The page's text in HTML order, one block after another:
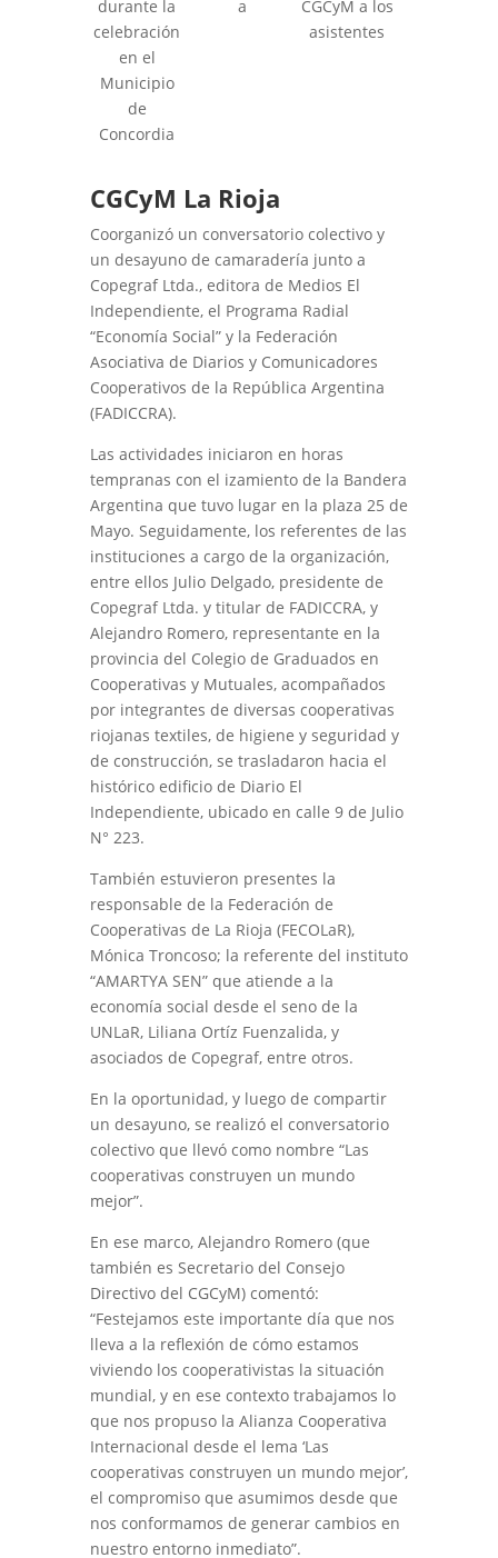
durante la
celebración
en el
Municipio
de
Concordia
a
CGCyM a los
asistentes
CGCyM La Rioja
Coorganizó un conversatorio colectivo y
un desayuno de camaradería junto a
Copegraf Ltda., editora de Medios El
Independiente, el Programa Radial
“Economía Social” y la Federación
Asociativa de Diarios y Comunicadores
Cooperativos de la República Argentina
(FADICCRA).
Las actividades iniciaron en horas
tempranas con el izamiento de la Bandera
Argentina que tuvo lugar en la plaza 25 de
Mayo. Seguidamente, los referentes de las
instituciones a cargo de la organización,
entre ellos Julio Delgado, presidente de
Copegraf Ltda. y titular de FADICCRA, y
Alejandro Romero, representante en la
provincia del Colegio de Graduados en
Cooperativas y Mutuales, acompañados
por integrantes de diversas cooperativas
riojanas textiles, de higiene y seguridad y
de construcción, se trasladaron hacia el
histórico edificio de Diario El
Independiente, ubicado en calle 9 de Julio
N° 223.
También estuvieron presentes la
responsable de la Federación de
Cooperativas de La Rioja (FECOLaR),
Mónica Troncoso; la referente del instituto
“AMARTYA SEN” que atiende a la
economía social desde el seno de la
UNLaR, Liliana Ortíz Fuenzalida, y
asociados de Copegraf, entre otros.
En la oportunidad, y luego de compartir
un desayuno, se realizó el conversatorio
colectivo que llevó como nombre “Las
cooperativas construyen un mundo
mejor”.
En ese marco, Alejandro Romero (que
también es Secretario del Consejo
Directivo del CGCyM) comentó:
“Festejamos este importante día que nos
lleva a la reflexión de cómo estamos
viviendo los cooperativistas la situación
mundial, y en ese contexto trabajamos lo
que nos propuso la Alianza Cooperativa
Internacional desde el lema ‘Las
cooperativas construyen un mundo mejor’,
el compromiso que asumimos desde que
nos conformamos de generar cambios en
nuestro entorno inmediato”.